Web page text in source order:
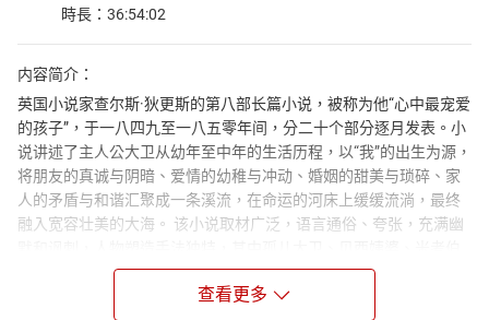
時長：36:54:02
内容简介：
英国小说家查尔斯·狄更斯的第八部长篇小说，被称为他“心中最宠爱
的孩子”，于一八四九至一八五零年间，分二十个部分逐月发表。小
说讲述了主人公大卫从幼年至中年的生活历程，以“我”的出生为源，
将朋友的真诚与阴暗、爱情的幼稚与冲动、婚姻的甜美与琐碎、家
人的矛盾与和谐汇聚成一条溪流，在命运的河床上缓缓流淌，最终
融入宽容壮美的大海。 该小说取材广泛，语言通俗、夸张，充满幽
先生等成为了世界文学史上的典型形象。有评论家认为《大卫·科波
菲尔》的成就，超过了狄更斯所有的其他作品。
查看更多